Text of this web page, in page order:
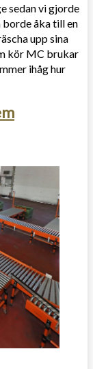
sedan vi gjorde
åka till en
upp sina
kör MC brukar
ihåg hur